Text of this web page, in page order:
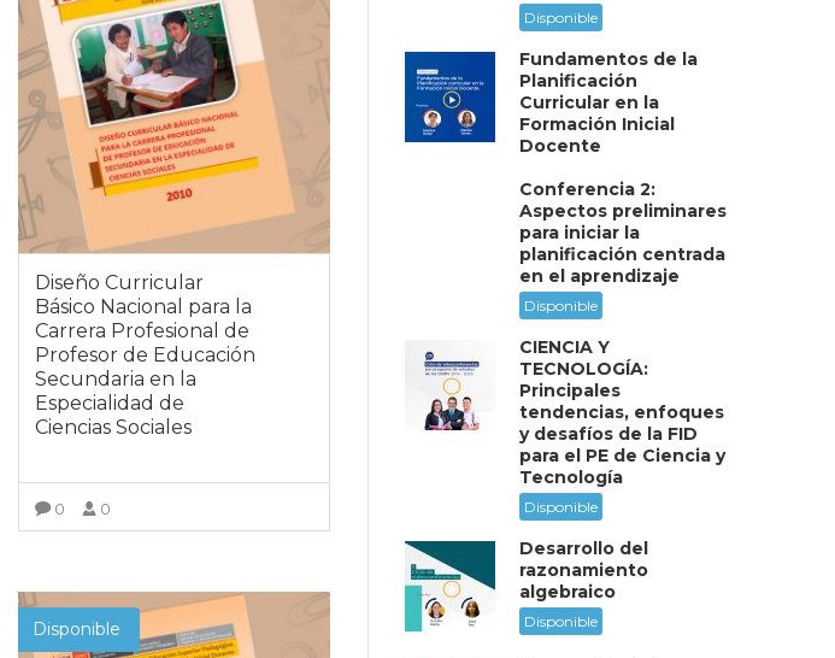
Diseño Curricular
Básico Nacional para la
Carrera Profesional de
Profesor de Educación
Secundaria en la
Especialidad de
Ciencias Sociales
0 0
Disponible
Disponible
Fundamentos de la
Planificación
Curricular en la
Formación Inicial
Docente
Conferencia 2:
Aspectos preliminares
para iniciar la
planificación centrada
en el aprendizaje
Disponible
CIENCIA Y
TECNOLOGÍA:
Principales
tendencias, enfoques
y desafíos de la FID
para el PE de Ciencia y
Tecnología
Disponible
Desarrollo del
razonamiento
algebraico
Disponible